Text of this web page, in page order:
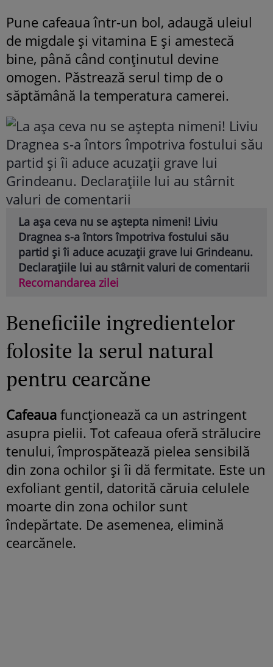
Pune cafeaua într-un bol, adaugă uleiul
de migdale și vitamina E și amestecă
bine, până când conținutul devine
omogen. Păstrează serul timp de o
săptămână la temperatura camerei.
La așa ceva nu se aștepta nimeni! Liviu
Dragnea s-a întors împotriva fostului său
partid și îi aduce acuzații grave lui Grindeanu.
Declarațiile lui au stârnit valuri de comentarii
Recomandarea zilei
Beneficiile ingredientelor
folosite la serul natural
pentru cearcăne
Cafeaua funcționează ca un astringent
asupra pielii. Tot cafeaua oferă strălucire
tenului, împrospătează pielea sensibilă
din zona ochilor și îi dă fermitate. Este un
exfoliant gentil, datorită căruia celulele
moarte din zona ochilor sunt
îndepărtate. De asemenea, elimină
cearcănele.